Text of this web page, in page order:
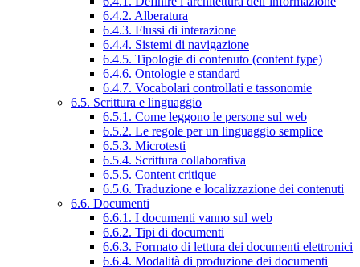
6.4.2. Alberatura
6.4.3. Flussi di interazione
6.4.4. Sistemi di navigazione
6.4.5. Tipologie di contenuto (content type)
6.4.6. Ontologie e standard
6.4.7. Vocabolari controllati e tassonomie
6.5. Scrittura e linguaggio
6.5.1. Come leggono le persone sul web
6.5.2. Le regole per un linguaggio semplice
6.5.3. Microtesti
6.5.4. Scrittura collaborativa
6.5.5. Content critique
6.5.6. Traduzione e localizzazione dei contenuti
6.6. Documenti
6.6.1. I documenti vanno sul web
6.6.2. Tipi di documenti
6.6.3. Formato di lettura dei documenti elettronici
6.6.4. Modalità di produzione dei documenti